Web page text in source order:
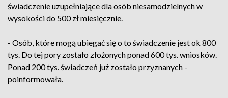
świadczenie uzupełniające dla osób niesamodzielnych w
wysokości do 500 zł miesięcznie.
- Osób, które mogą ubiegać się o to świadczenie jest ok 800
tys. Do tej pory zostało złożonych ponad 600 tys. wniosków.
Ponad 200 tys. świadczeń już zostało przyznanych -
poinformowała.